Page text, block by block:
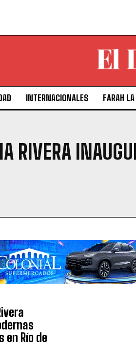
INTERNACIONALES FARAH
RIVERA
en Río de